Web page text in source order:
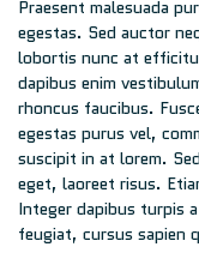
Praesent malesuada
egestas. Sed auctor
lobortis nunc at
dapibus enim
rhoncus faucibus.
egestas purus vel,
suscipit in at lorem.
eget, laoreet risus.
Integer dapibus turpis
feugiat, cursus sapien